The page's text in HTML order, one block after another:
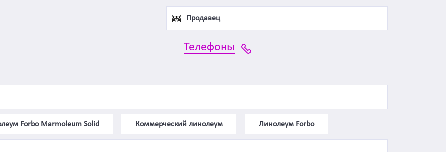
Продавец
Телефоны
Forbo Marmoleum Solid Коммерческий линолеум Линолеум Forbo